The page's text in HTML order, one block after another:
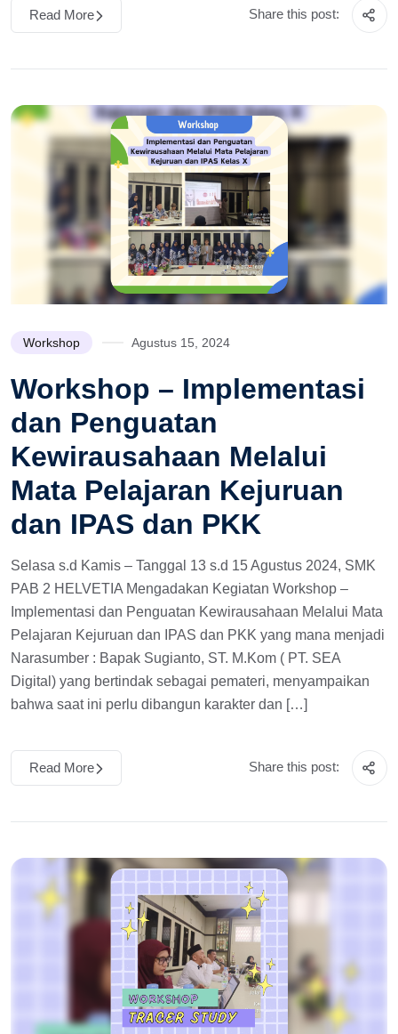
Read More Share this post:
Workshop Agustus 15, 2024
Workshop – Implementasi
dan Penguatan
Kewirausahaan Melalui
Mata Pelajaran Kejuruan
dan IPAS dan PKK
Selasa s.d Kamis – Tanggal 13 s.d 15 Agustus 2024, SMK
PAB 2 HELVETIA Mengadakan Kegiatan Workshop –
Implementasi dan Penguatan Kewirausahaan Melalui Mata
Pelajaran Kejuruan dan IPAS dan PKK yang mana menjadi
Narasumber : Bapak Sugianto, ST. M.Kom ( PT. SEA
Digital) yang bertindak sebagai pemateri, menyampaikan
bahwa saat ini perlu dibangun karakter dan […]
Read More Share this post: